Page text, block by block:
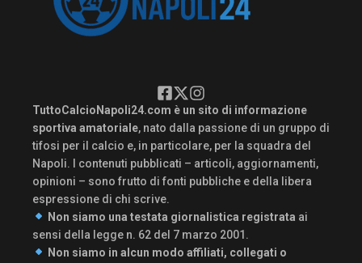
TuttoCalcioNapoli24.com è un sito di informazione
sportiva amatoriale, nato dalla passione di un gruppo di
tifosi per il calcio e, in particolare, per la squadra del
Napoli. I contenuti pubblicati – articoli, aggiornamenti,
opinioni – sono frutto di fonti pubbliche e della libera
espressione di chi scrive.
Non siamo una testata giornalistica registrata ai
sensi della legge n. 62 del 7 marzo 2001.
Non siamo in alcun modo affiliati, collegati o